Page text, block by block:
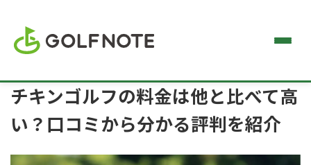
チキンゴルフの料金は他と比べて高
い？口コミから分かる評判を紹介